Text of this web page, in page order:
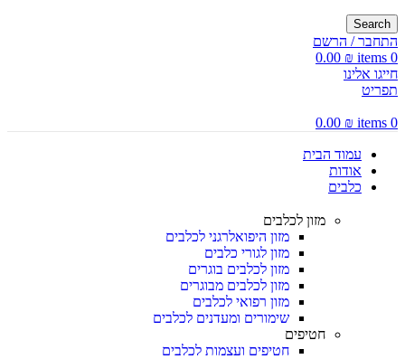
Search
התחבר / הרשם
0
items
0.00 ₪
חייגו אלינו
תפריט
0
items
0.00 ₪
עמוד הבית
אודות
כלבים
מזון לכלבים
מזון היפואלרגני לכלבים
מזון לגורי כלבים
מזון לכלבים בוגרים
מזון לכלבים מבוגרים
מזון רפואי לכלבים
שימורים ומעדנים לכלבים
חטיפים
חטיפים ועצמות לכלבים